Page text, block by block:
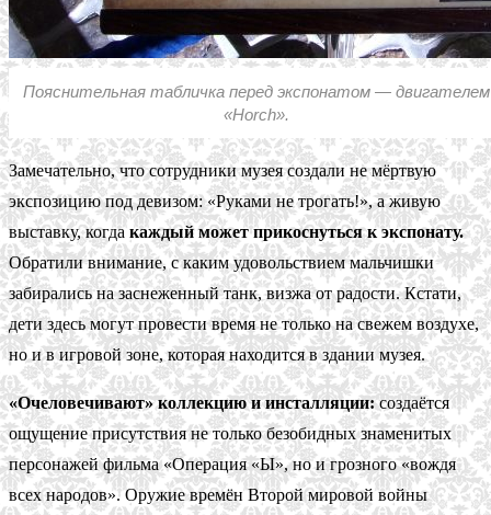
Пояснительная табличка перед экспонатом — двигателем
«Horch».
Замечательно, что сотрудники музея создали не мёртвую
экспозицию под девизом: «Руками не трогать!», а живую
выставку, когда каждый может прикоснуться к экспонату.
Обратили внимание, с каким удовольствием мальчишки
забирались на заснеженный танк, визжа от радости. Кстати,
дети здесь могут провести время не только на свежем воздухе,
но и в игровой зоне, которая находится в здании музея.
«Очеловечивают» коллекцию и инсталляции:создаётся
ощущение присутствия не только безобидных знаменитых
персонажей фильма «Операция «Ы», но и грозного «вождя
всех народов». Оружие времён Второй мировой войны